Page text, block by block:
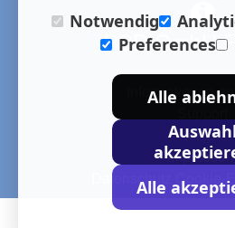
BSD GmbH
Informationen
Kontakt
Datenschutz
Cookie-
Notwendig
Preferences
Alle
Auswahl
Alle